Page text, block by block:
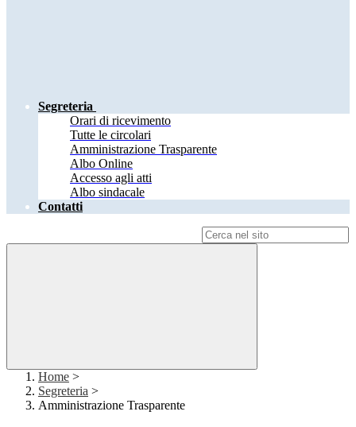
Segreteria
Orari di ricevimento
Tutte le circolari
Amministrazione Trasparente
Albo Online
Accesso agli atti
Albo sindacale
Contatti
Home >
Segreteria >
Amministrazione Trasparente